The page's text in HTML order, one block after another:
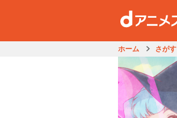
ホーム さがす